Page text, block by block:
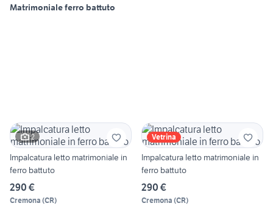
Matrimoniale ferro battuto
2
Impalcatura letto matrimoniale in
ferro battuto
290 €
Cremona (CR)
Vetrina
Impalcatura letto matrimoniale in
ferro battuto
290 €
Cremona (CR)